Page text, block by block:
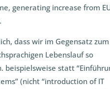
generating increase from
dass wir im Gegensatz zum
Lebenslauf so
beispielsweise statt
(nicht “introduction of IT